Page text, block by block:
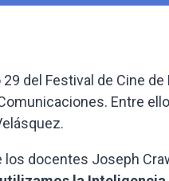
del Festival de Cine
Entre
los docentes Joseph